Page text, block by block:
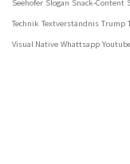
Seehofer Slogan Snack-Content
Technik Textverständnis Trump
Visual Native Whattsapp